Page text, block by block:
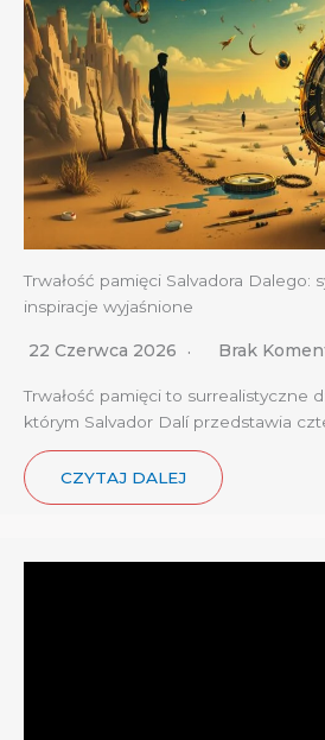
Trwałość pamięci Salvadora Dalego:
inspiracje wyjaśnione
22 Czerwca 2026 Brak
Trwałość pamięci to surrealistyczne
którym Salvador Dalí przedstawia
CZYTAJ DALEJ